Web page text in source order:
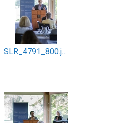
SLR_4791_800.jpg